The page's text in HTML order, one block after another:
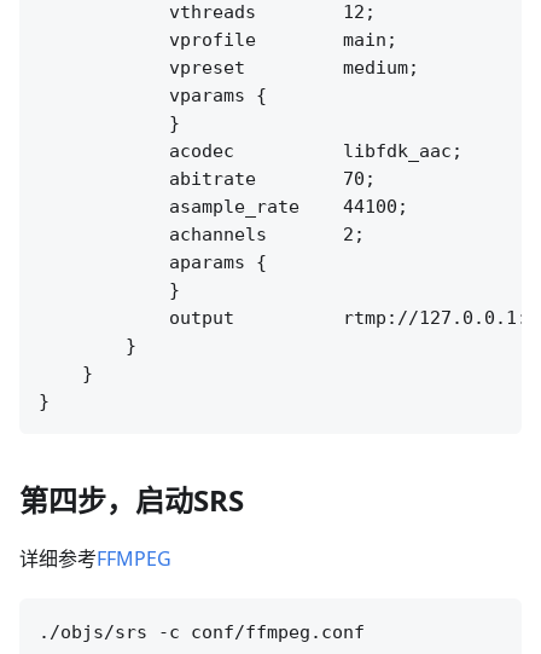
            vthreads        12;
            vprofile        main;
            vpreset         medium;
            vparams {
            }
            acodec          libfdk_aac;
            abitrate        70;
            asample_rate    44100;
            achannels       2;
            aparams {
            }
output          rtmp://
        }
    }
第四步，启动SRS
详细参考FFMPEG